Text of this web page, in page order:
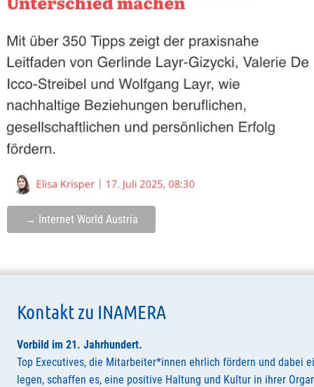
→ Internet World Austria
Kontakt zu INAMERA
Vorbild im 21. Jahrhundert.
Top Executives, die Mitarbeiter*innen ehrlich fördern und dabei
legen, schaffen es, eine positive Haltung und Kultur in ihrer